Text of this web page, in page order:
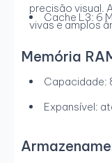
precisão visual.
vivas e amplos
Cache L3: 6
Memória
Capacidade:
Expansível: